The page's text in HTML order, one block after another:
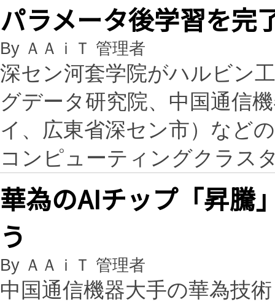
パラメータ後学習を完
By ＡＡｉＴ 管理者
深セン河套学院がハルビン
グデータ研究院、中国通信
イ、広東省深セン市）など
コンピューティングクラス
華為のAIチップ「昇騰
う
By ＡＡｉＴ 管理者
中国通信機器大手の華為技